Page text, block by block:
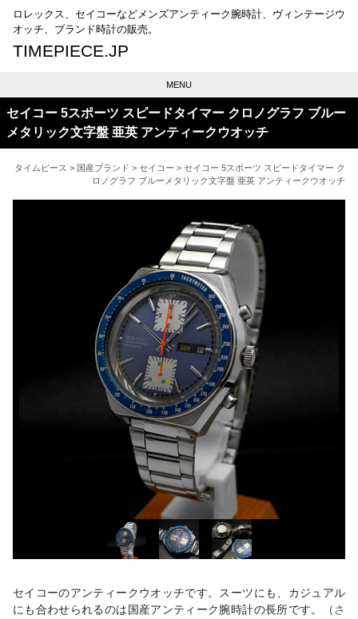
ロレックス、セイコーなどメンズアンティーク腕時計、ヴィンテージウ
オッチ、ブランド時計の販売。
TIMEPIECE.JP
MENU
セイコー 5スポーツ スピードタイマー クロノグラフ ブルー
メタリック文字盤 亜英 アンティークウオッチ
タイムピース > 国産ブランド > セイコー > セイコー 5スポーツ スピードタイマー ク
ロノグラフ ブルーメタリック文字盤 亜英 アンティークウオッチ
セイコーのアンティークウオッチです。スーツにも、カジュアル
にも合わせられるのは国産アンティーク腕時計の長所です。（ さ